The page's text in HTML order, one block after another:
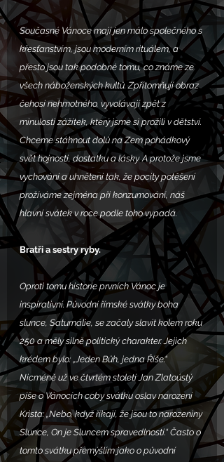
Současné Vánoce mají jen málo společného s
křesťanstvím, jsou moderním rituálem, a
přesto jsou tak podobné tomu, co známe ze
všech náboženských kultů. Zpřítomňují obraz
čehosi nehmotného, vyvolávají zpět z
minulosti zážitek, který jsme si prožili v dětství.
Chceme stáhnout dolů na Zem pohádkový
svět hojnosti, dostatku a lásky. A protože jsme
vychováni a uhněteni tak, že pocity potěšení
prožíváme zejména při konzumování, náš
hlavní svátek v roce podle toho vypadá.
Bratři a sestry ryby.
Oproti tomu historie prvních Vánoc je
inspirativní. Původní římské svátky boha
slunce, Saturnálie, se začaly slavit kolem roku
250 a měly silně politický charakter. Jejich
krédem bylo: „Jeden Bůh, jedna Říše.“
Nicméně už ve čtvrtém století Jan Zlatoústý
píše o Vánocích coby svátku oslav narození
Krista: „Nebo, když říkají, že jsou to narozeniny
Slunce, On je Sluncem spravedlnosti.“ Často o
tomto svátku přemýšlím jako o původní